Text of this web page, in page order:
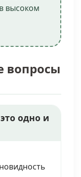
высоком
вопросы
одно и